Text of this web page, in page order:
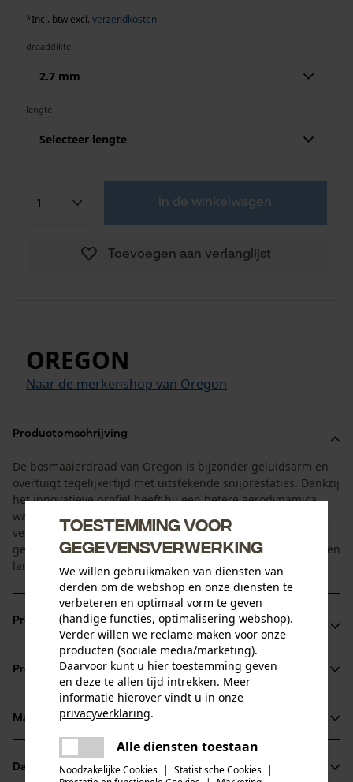
*Incl. btw excl. verzendkosten
draaddikte
2.7 mm
lengte
Selecteer lengte
in de winkelwagen
Toevoegen aan verlanglijst
OREGON
Naar de merkenshop van Oregon
Productomschrijving
De bosmaaierdraad van Oregon is bijzonder geluidsarm en
overtuigt tegelijkertijd met uitstekende snijprestaties. Dankzij
het innovatieve profiel heeft hij een betere aerodynamica,
wat minder vibraties en daardoor ook minder lawaai
veroorzaakt. Bovendien zorgt het aerodynamisch
geoptimaliseerde profiel voor een brandstofbesparing en een
langere gebruiksduur van de accu.
Productvoordelen
Bijzonder geluidsarm
Betere aerodynamica
Verlengde gebruiksduur van de accu
Productinformatie
Activiteitstype
snijden, maaien, tuinonderhoud
Materiaal & onderhoud
Materiaal
Datasheets
Toestemming voor
gegevensverwerking
We willen gebruikmaken van diensten van
derden om de webshop en onze diensten te
verbeteren en optimaal vorm te geven
(handige functies, optimalisering webshop).
Verder willen we reclame maken voor onze
producten (sociale media/marketing).
Daarvoor kunt u hier toestemming geven
en deze te allen tijd intrekken. Meer
informatie hierover vindt u in onze
privacyverklaring.
Alle diensten toestaan
Noodzakelijke Cookies | Statistische Cookies |
Er is een fout opgetreden. Gelieve
het opnieuw te proberen.
delen